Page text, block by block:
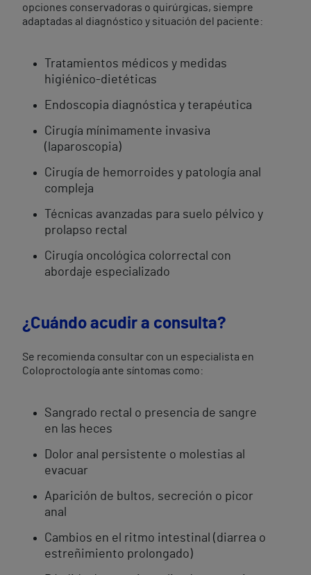
opciones conservadoras o quirúrgicas, siempre
adaptadas al diagnóstico y situación del paciente:
Tratamientos médicos y medidas
higiénico-dietéticas
Endoscopia diagnóstica y terapéutica
Cirugía mínimamente invasiva
(laparoscopia)
Cirugía de hemorroides y patología anal
compleja
Técnicas avanzadas para suelo pélvico y
prolapso rectal
Cirugía oncológica colorrectal con
abordaje especializado
¿Cuándo acudir a consulta?
Se recomienda consultar con un especialista en
Coloproctología ante síntomas como:
Sangrado rectal o presencia de sangre
en las heces
Dolor anal persistente o molestias al
evacuar
Aparición de bultos, secreción o picor
anal
Cambios en el ritmo intestinal (diarrea o
estreñimiento prolongado)